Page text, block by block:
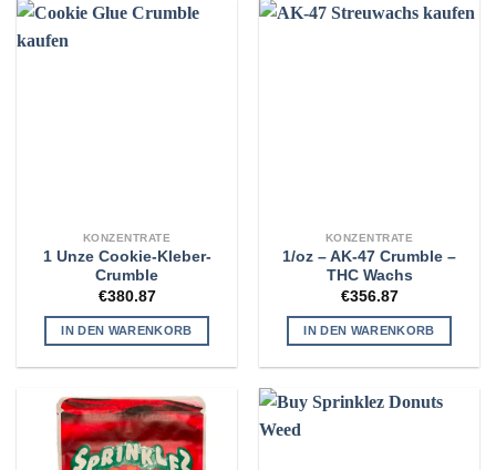
KONZENTRATE
1 Unze Cookie-Kleber-
Crumble
€380.87
IN DEN WARENKORB
KONZENTRATE
1/oz – AK-47 Crumble –
THC Wachs
€356.87
IN DEN WARENKORB